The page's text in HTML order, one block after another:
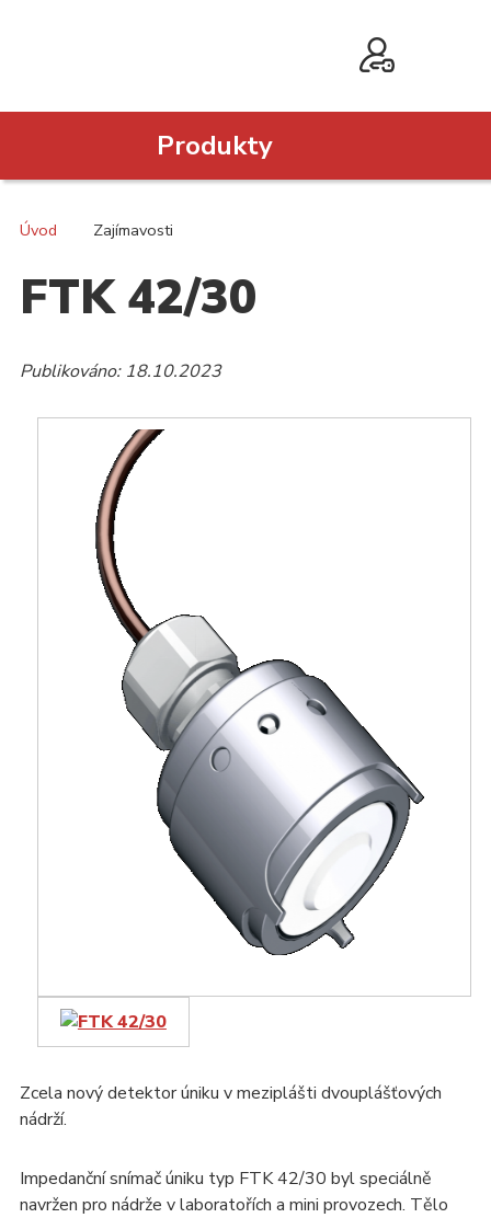
Produkty
Úvod Zajímavosti
FTK 42/30
Publikováno: 18.10.2023
Zcela nový detektor úniku v meziplášti dvouplášťových
nádrží.
Impedanční snímač úniku typ FTK 42/30 byl speciálně
navržen pro nádrže v laboratořích a mini provozech. Tělo